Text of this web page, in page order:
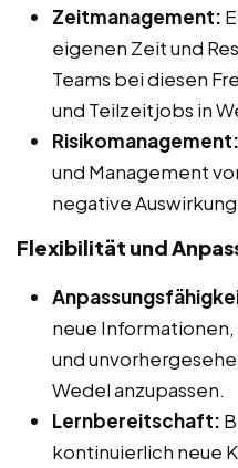
Zeitmanagement:
eigenen Zeit und
Teams bei diesen
und Teilzeitjobs in
Risikomanagement:
und Management
negative
Flexibilität und
neue
und
Wedel anzupassen.
Lernbereitschaft:
kontinuierlich neue